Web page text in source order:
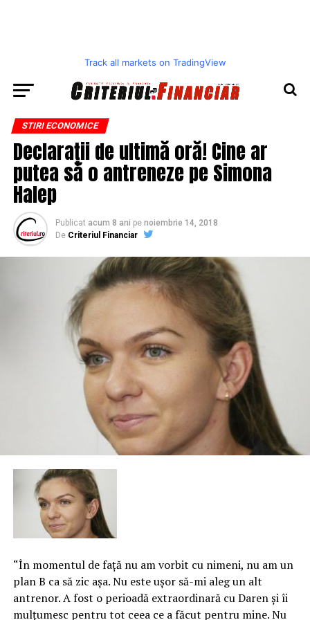
Track all markets on TradingView
STIRI ECONOMICE
Declarații de ultimă oră! Cine ar
putea să o antreneze pe Simona
Halep
Publicat acum 8 ani pe noiembrie 14, 2018
De Criteriul Financiar
“În momentul de faţă nu am vorbit cu nimeni, nu am un
plan B ca să zic aşa. Nu este uşor să-mi aleg un alt
antrenor. A fost o perioadă extraordinară cu Daren şi îi
mulţumesc pentru tot ceea ce a făcut pentru mine. Nu